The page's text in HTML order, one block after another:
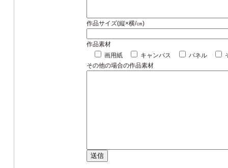
作品サイズ(縦×横/㎝)
作品素材
画用紙
キャンパス パネル
その他の場合の作品素材